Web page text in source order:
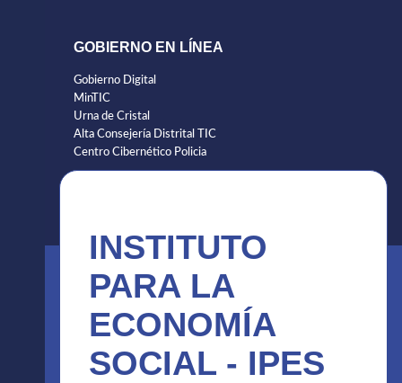
GOBIERNO EN LÍNEA
Gobierno Digital
MinTIC
Urna de Cristal
Alta Consejería Distrital TIC
Centro Cibernético Policia
INSTITUTO
PARA LA
ECONOMÍA
SOCIAL - IPES